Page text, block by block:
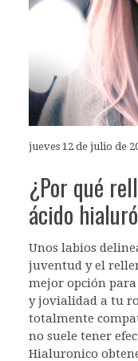
jueves 12 de julio de
¿Por qué
ácido
Unos labios
juventud y el
mejor opción
y jovialidad a tu
totalmente
no suele tener
Hialuronico